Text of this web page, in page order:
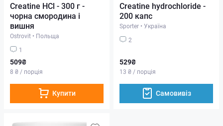
Creatine HCl - 300 г -
чорна смородина і
вишня
Ostrovit • Польща
1
509₴
8 ₴ / порція
Купити
Creatine hydrochloride -
200 капс
Sporter • Україна
2
529₴
13 ₴ / порція
Самовивіз